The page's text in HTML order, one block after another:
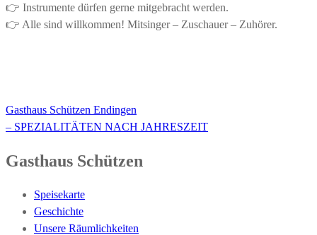
👉 Instrumente dürfen gerne mitgebracht werden.
👉 Alle sind willkommen! Mitsinger – Zuschauer – Zuhörer.
Beitragsnavigation
Gasthaus Schützen Endingen
– SPEZIALITÄTEN NACH JAHRESZEIT
Gasthaus Schützen
Speisekarte
Geschichte
Unsere Räumlichkeiten